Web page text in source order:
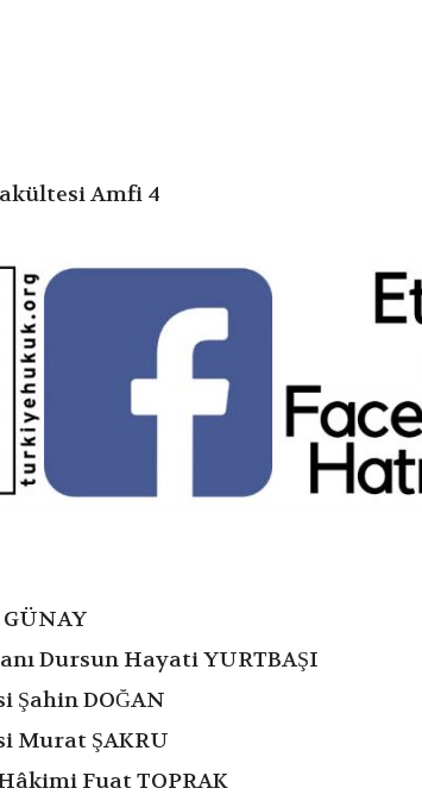
Amfi 4
Dursun Hayati YURTBAŞI
Şahin DOĞAN
Murat ŞAKRU
Fuat TOPRAK